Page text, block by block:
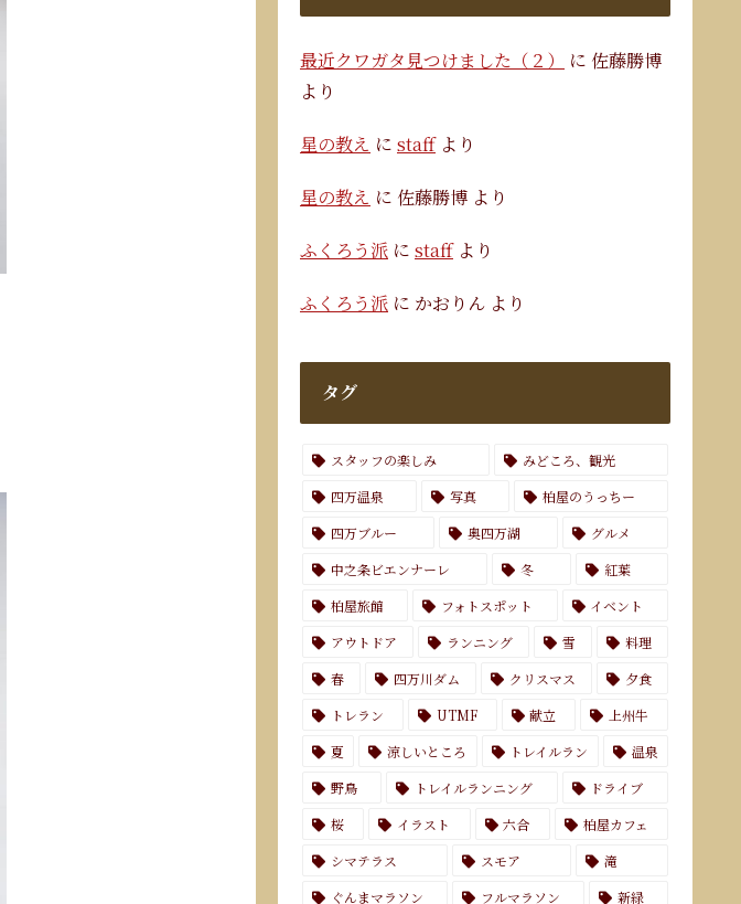
最近クワガタ見つけました（２） に 佐藤勝博
より
星の教え に staffより
星の教え に 佐藤勝博 より
ふくろう派 に staffより
ふくろう派 に かおりん より
タグ
スタッフの楽しみ
みどころ、観光
四万温泉
写真
柏屋のうっちー
四万ブルー
奥四万湖
グルメ
中之条ビエンナーレ
冬
紅葉
柏屋旅館
フォトスポット
イベント
アウトドア
ランニング 雪
料理
春
四万川ダム クリスマス
夕食
トレラン
UTMF 献立
上州牛
夏
涼しいところ トレイルラン
温泉
野鳥
トレイルランニング
ドライブ
桜
イラスト 六合
柏屋カフェ
シマテラス
スモア
滝
ぐんまマラソン
フルマラソン 新緑